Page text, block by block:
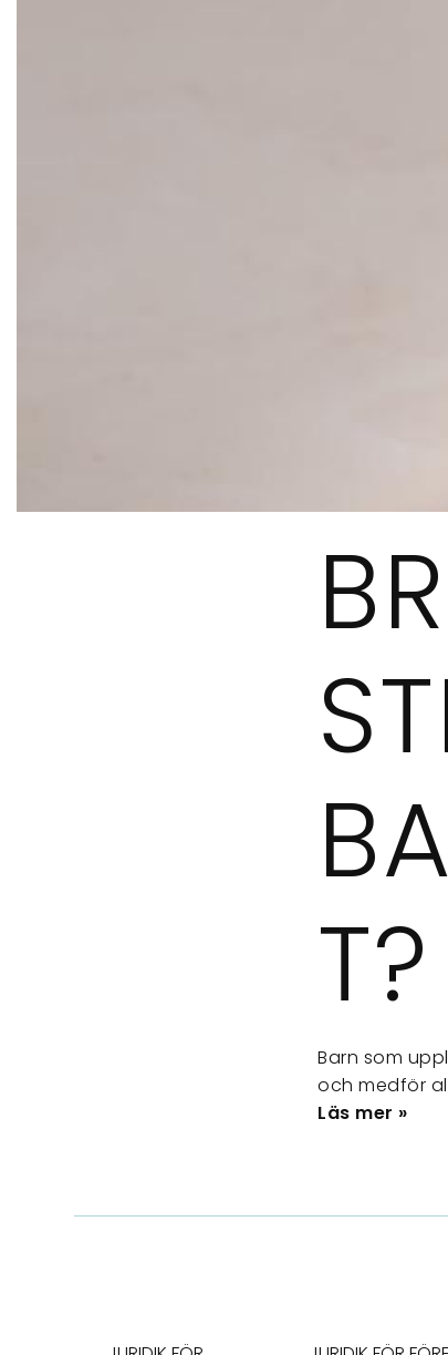
T?
Barn som
och medför
Läs mer »